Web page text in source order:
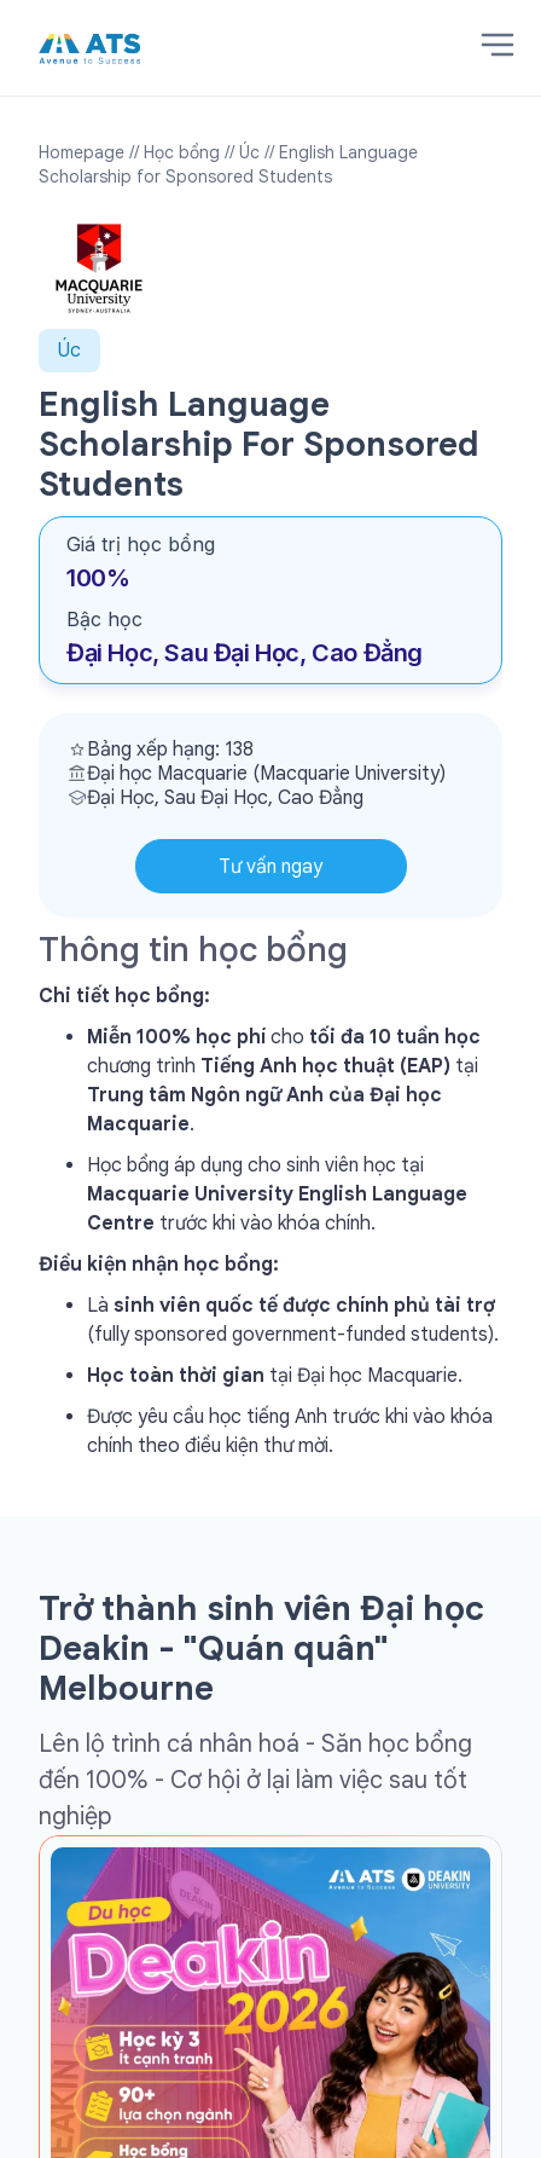
Homepage // Học bổng // Úc // English Language
Scholarship for Sponsored Students
Úc
English Language
Scholarship For Sponsored
Students
Giá trị học bổng
100%
Bậc học
Đại Học, Sau Đại Học, Cao Đẳng
Bảng xếp hạng: 138
Đại học Macquarie (Macquarie University)
Đại Học, Sau Đại Học, Cao Đẳng
Tư vấn ngay
Thông tin học bổng
Chi tiết học bổng:
Miễn 100% học phí cho tối đa 10 tuần học
chương trình Tiếng Anh học thuật (EAP) tại
Trung tâm Ngôn ngữ Anh của Đại học
Macquarie.
Học bổng áp dụng cho sinh viên học tại
Macquarie University English Language
Centre trước khi vào khóa chính.
Điều kiện nhận học bổng:
Là sinh viên quốc tế được chính phủ tài trợ
(fully sponsored government-funded students).
Học toàn thời gian tại Đại học Macquarie.
Được yêu cầu học tiếng Anh trước khi vào khóa
chính theo điều kiện thư mời.
Trở thành sinh viên Đại học
Deakin - "Quán quân"
Melbourne
Lên lộ trình cá nhân hoá - Săn học bổng
đến 100% - Cơ hội ở lại làm việc sau tốt
nghiệp